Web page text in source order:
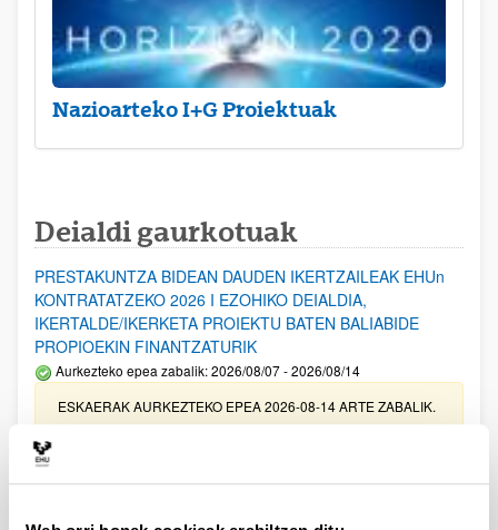
Nazioarteko I+G Proiektuak
Deialdi gaurkotuak
PRESTAKUNTZA BIDEAN DAUDEN IKERTZAILEAK EHUn
KONTRATATZEKO 2026 I EZOHIKO DEIALDIA,
IKERTALDE/IKERKETA PROIEKTU BATEN BALIABIDE
PROPIOEKIN FINANTZATURIK
Aurkezteko epea zabalik: 2026/08/07 - 2026/08/14
ESKAERAK AURKEZTEKO EPEA 2026-08-14 ARTE ZABALIK.
UPV/EHUn Azpiegitura Zientifikoa eta Funts Bibliografikoak
erosi eta berritzeko laguntzak 2026